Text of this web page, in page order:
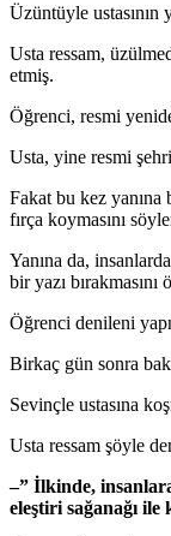
Üzüntüyle ustasının
Usta ressam,
etmiş.
Öğrenci, resmi
Usta, yine resmi
Fakat bu kez
fırça koymasını
Yanına da,
bir yazı bırakmasını
Öğrenci denileni
Birkaç gün sonra
Sevinçle ustasına
Usta ressam şöyle
–” İlkinde,
eleştiri sağanağı ile